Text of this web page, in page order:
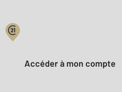
Votre compte :
Accéder à mon compte